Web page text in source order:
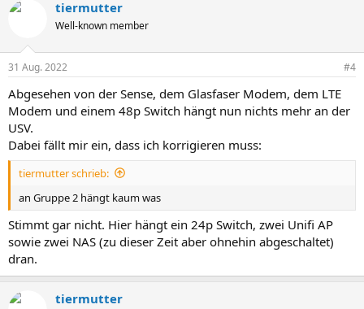
tiermutter
Well-known member
31 Aug. 2022 #4
Abgesehen von der Sense, dem Glasfaser Modem, dem LTE
Modem und einem 48p Switch hängt nun nichts mehr an der
USV.
Dabei fällt mir ein, dass ich korrigieren muss:
tiermutter schrieb:
an Gruppe 2 hängt kaum was
Stimmt gar nicht. Hier hängt ein 24p Switch, zwei Unifi AP
sowie zwei NAS (zu dieser Zeit aber ohnehin abgeschaltet)
dran.
tiermutter